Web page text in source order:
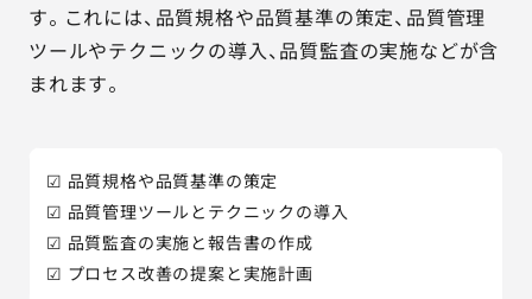
す。これには、品質規格や品質基準の策定、品質管理
ツールやテクニックの導入、品質監査の実施などが含
まれます。
☑ 品質規格や品質基準の策定
☑ 品質管理ツールとテクニックの導入
☑ 品質監査の実施と報告書の作成
☑ プロセス改善の提案と実施計画